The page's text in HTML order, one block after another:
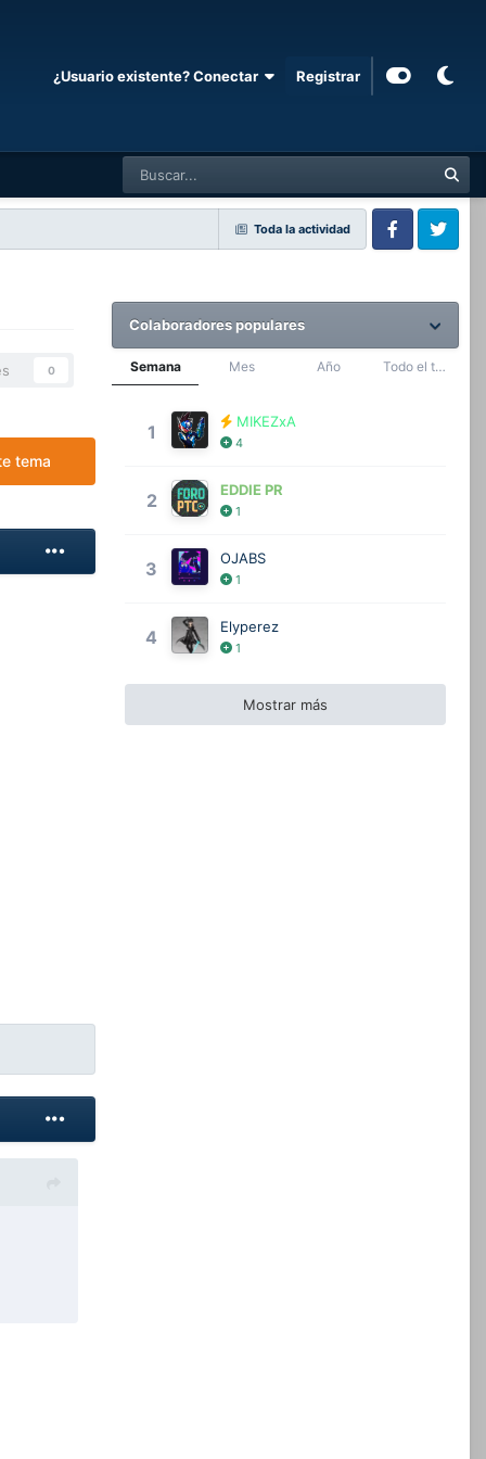
¿Usuario existente? Conectar Registrar
Toda la actividad
FacebookTwitter
0
tema
Colaboradores populares
Semana Mes Año Todo el tiempo
1 MIKEZxA
4
2 EDDIE PR
1
3 OJABS
1
4 Elyperez
1
Mostrar más